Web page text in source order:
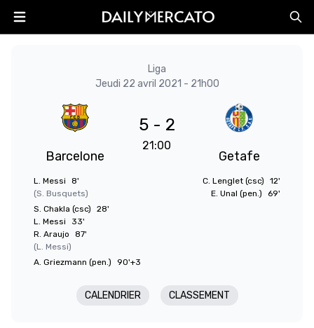
Liga
Jeudi 22 avril 2021 - 21h00
Barcelone
5 - 2
21:00
Getafe
L. Messi
8'
(S. Busquets)
S. Chakla (csc)
28'
L. Messi
33'
R. Araujo
87'
(L. Messi)
A. Griezmann (pen.)
90'+3
C. Lenglet (csc)
12'
E. Unal (pen.)
69'
CALENDRIER CLASSEMENT